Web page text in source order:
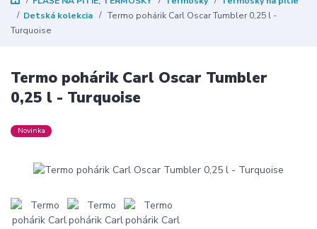
Detská kolekcia
Termo pohárik Carl Oscar Tumbler 0,25 l -
Turquoise
Termo pohárik Carl Oscar Tumbler
0,25 l - Turquoise
Novinka